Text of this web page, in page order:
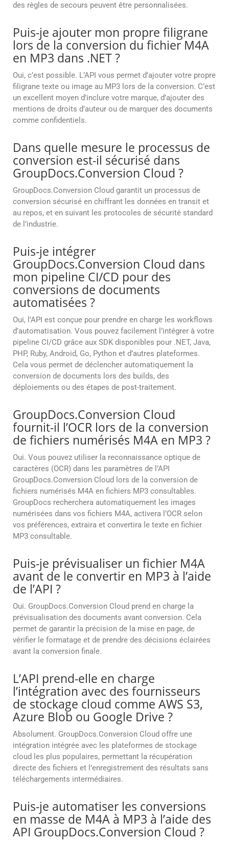
des règles de secours peuvent être personnalisées.
Puis-je ajouter mon propre filigrane
lors de la conversion du fichier M4A
en MP3 dans .NET ?
Oui, c’est possible. L’API vous permet d’ajouter votre propre
filigrane texte ou image au MP3 lors de la conversion. C’est
un excellent moyen d’inclure votre marque, d’ajouter des
mentions de droits d’auteur ou de marquer des documents
comme confidentiels.
Dans quelle mesure le processus de
conversion est-il sécurisé dans
GroupDocs.Conversion Cloud ?
GroupDocs.Conversion Cloud garantit un processus de
conversion sécurisé en chiffrant les données en transit et
au repos, et en suivant les protocoles de sécurité standard
de l’industrie.
Puis-je intégrer
GroupDocs.Conversion Cloud dans
mon pipeline CI/CD pour des
conversions de documents
automatisées ?
Oui, l’API est conçue pour prendre en charge les workflows
d’automatisation. Vous pouvez facilement l’intégrer à votre
pipeline CI/CD grâce aux SDK disponibles pour .NET, Java,
PHP, Ruby, Android, Go, Python et d’autres plateformes.
Cela vous permet de déclencher automatiquement la
conversion de documents lors des builds, des
déploiements ou des étapes de post-traitement.
GroupDocs.Conversion Cloud
fournit-il l’OCR lors de la conversion
de fichiers numérisés M4A en MP3 ?
Oui. Vous pouvez utiliser la reconnaissance optique de
caractères (OCR) dans les paramètres de l’API
GroupDocs.Conversion Cloud lors de la conversion de
fichiers numérisés M4A en fichiers MP3 consultables.
GroupDocs recherchera automatiquement les images
numérisées dans vos fichiers M4A, activera l’OCR selon
vos préférences, extraira et convertira le texte en fichier
MP3 consultable.
Puis-je prévisualiser un fichier M4A
avant de le convertir en MP3 à l’aide
de l’API ?
Oui. GroupDocs.Conversion Cloud prend en charge la
prévisualisation des documents avant conversion. Cela
permet de garantir la précision de la mise en page, de
vérifier le formatage et de prendre des décisions éclairées
avant la conversion finale.
L’API prend-elle en charge
l’intégration avec des fournisseurs
de stockage cloud comme AWS S3,
Azure Blob ou Google Drive ?
Absolument. GroupDocs.Conversion Cloud offre une
intégration intégrée avec les plateformes de stockage
cloud les plus populaires, permettant la récupération
directe des fichiers et l’enregistrement des résultats sans
téléchargements intermédiaires.
Puis-je automatiser les conversions
en masse de M4A à MP3 à l’aide des
API GroupDocs.Conversion Cloud ?